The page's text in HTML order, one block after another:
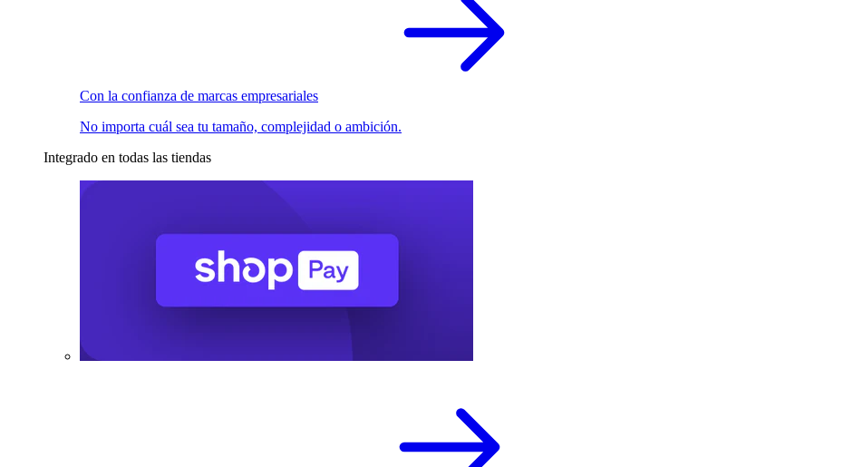
Con la confianza de marcas empresariales
No importa cuál sea tu tamaño, complejidad o ambición.
Integrado en todas las tiendas